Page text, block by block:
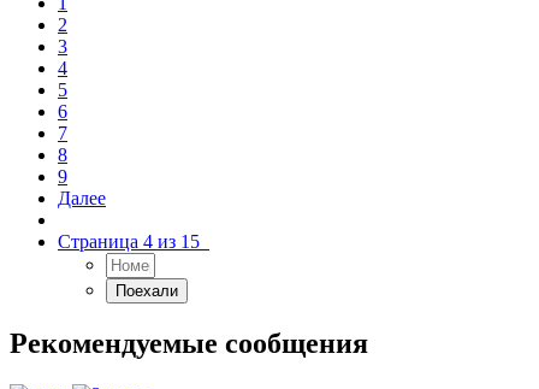
2
3
4
5
6
7
8
9
Далее
Страница 4 из 15
Рекомендуемые сообщения